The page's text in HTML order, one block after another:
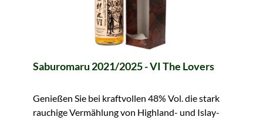
Saburomaru 2021/2025 - VI The Lovers
Genießen Sie bei kraftvollen 48% Vol. die stark
rauchige Vermählung von Highland- und Islay-